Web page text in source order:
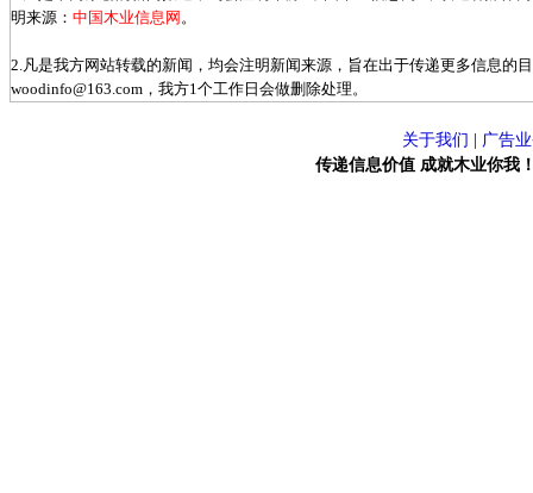
明来源： 中国木业信息网 。
2.凡是我方网站转载的新闻，均会注明新闻来源，旨在出于传递更多信息的
woodinfo@163.com，我方1个工作日会做删除处理。
关于我们
广告
传递信息价值 成就木业你我